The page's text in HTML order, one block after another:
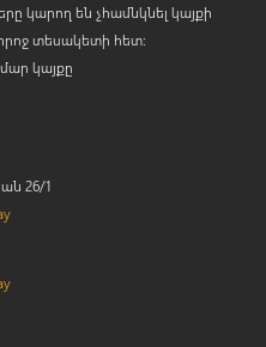
կարող են չհամնկնել կայքի
տեսակետի հետ:
կայքը
26/1